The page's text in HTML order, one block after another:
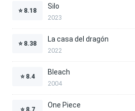
⭐ 8.18
Silo
2023
⭐ 8.38
La casa del dragón
2022
⭐ 8.4
Bleach
2004
⭐ 8.7
One Piece